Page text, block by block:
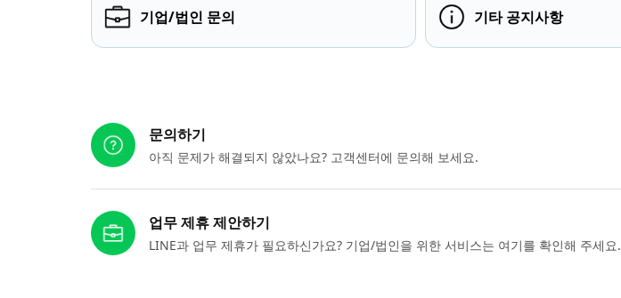
기업/법인 문의 기타 공지사항
문의하기
아직 문제가 해결되지 않았나요? 고객센터에 문의해 보세요.
업무 제휴 제안하기
LINE과 업무 제휴가 필요하신가요? 기업/법인을 위한 서비스는 여기를 확인해 주세요.